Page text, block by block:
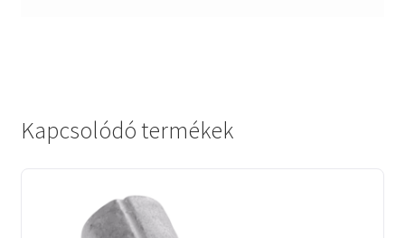
Kapcsolódó termékek